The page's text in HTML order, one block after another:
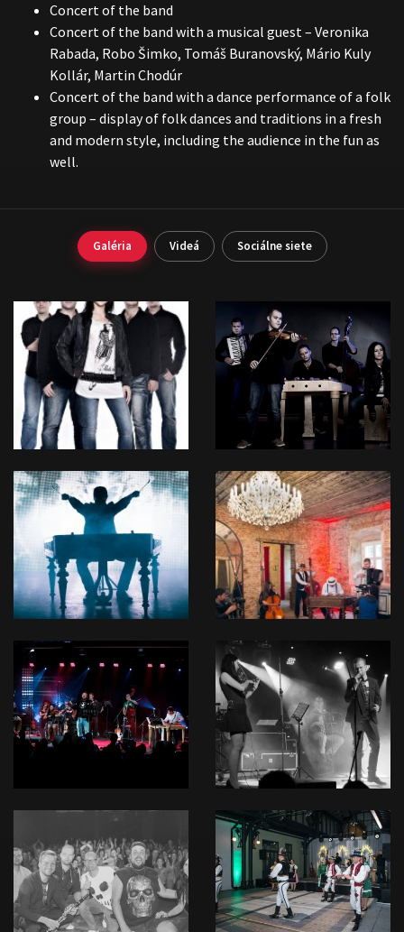
Concert of the band
Concert of the band with a musical guest – Veronika
Rabada, Robo Šimko, Tomáš Buranovský, Mário Kuly
Kollár, Martin Chodúr
Concert of the band with a dance performance of a folk
group – display of folk dances and traditions in a fresh
and modern style, including the audience in the fun as
well.
Galéria Videá Sociálne siete